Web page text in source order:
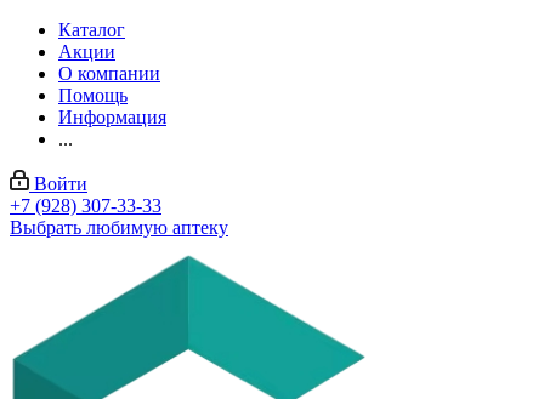
Каталог
Акции
О компании
Помощь
Информация
...
Войти
+7 (928) 307-33-33
Выбрать любимую аптеку